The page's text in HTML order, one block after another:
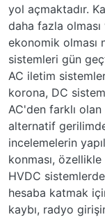
yol açmaktadır.
daha fazla
ekonomik olması
sistemleri gün
AC iletim
korona, DC
AC'den farklı
alternatif
incelemelerin
konması,
HVDC
hesaba katmak
kaybı, radyo